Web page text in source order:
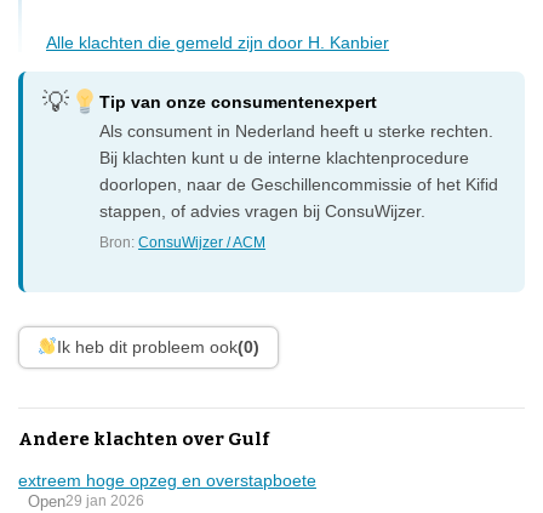
Alle klachten die gemeld zijn door H. Kanbier
Tip van onze consumentenexpert
Als consument in Nederland heeft u sterke rechten.
Bij klachten kunt u de interne klachtenprocedure
doorlopen, naar de Geschillencommissie of het Kifid
stappen, of advies vragen bij ConsuWijzer.
Bron:ConsuWijzer / ACM
Ik heb dit probleem ook(0)
Andere klachten over Gulf
extreem hoge opzeg en overstapboete
Open29 jan 2026